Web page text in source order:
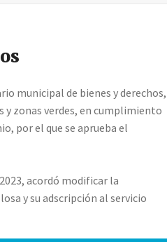
municipal de bienes y derechos,
zonas verdes, en cumplimiento
por el que se aprueba el
acordó modificar la
y su adscripción al servicio